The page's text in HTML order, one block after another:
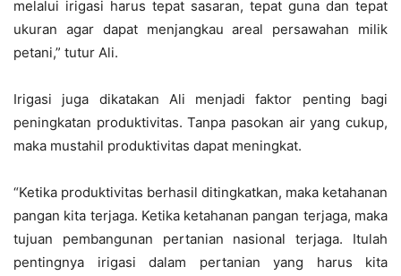
melalui irigasi harus tepat sasaran, tepat guna dan tepat
ukuran agar dapat menjangkau areal persawahan milik
petani,” tutur Ali.
Irigasi juga dikatakan Ali menjadi faktor penting bagi
peningkatan produktivitas. Tanpa pasokan air yang cukup,
maka mustahil produktivitas dapat meningkat.
“Ketika produktivitas berhasil ditingkatkan, maka ketahanan
pangan kita terjaga. Ketika ketahanan pangan terjaga, maka
tujuan pembangunan pertanian nasional terjaga. Itulah
pentingnya irigasi dalam pertanian yang harus kita